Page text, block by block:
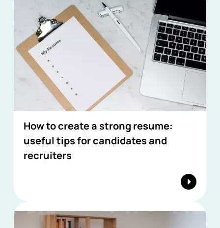
How to create a strong resume:
useful tips for candidates and
recruiters